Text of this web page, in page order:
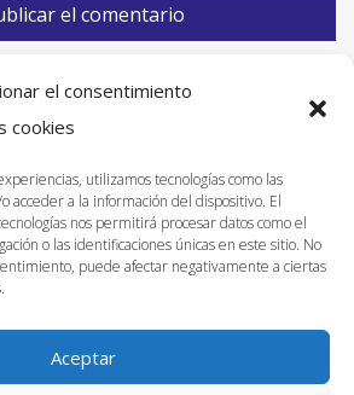
el consentimiento
cookies
utilizamos tecnologías como las
acceder a la información del dispositivo. El
nos permitirá procesar datos como el
o las identificaciones únicas en este sitio. No
puede afectar negativamente a ciertas
Aceptar